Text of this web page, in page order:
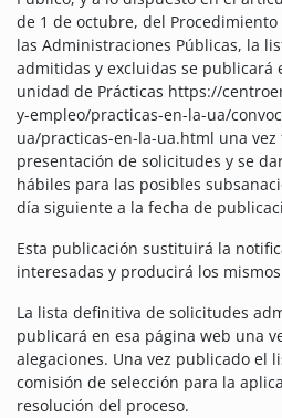
de 1 de octubre, del
las Administraciones Públicas, la
admitidas y excluidas se publicará
unidad de Prácticas https://
y-empleo/practicas-en-la-ua/
ua/practicas-en-la-ua.html una
presentación de solicitudes y se
hábiles para las posibles
día siguiente a la fecha de
Esta publicación sustituirá la
interesadas y producirá los
La lista definitiva de solicitudes
publicará en esa página web una
alegaciones. Una vez publicado el
comisión de selección para la
resolución del proceso.